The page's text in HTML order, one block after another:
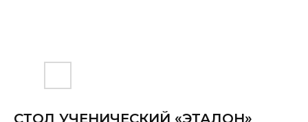
СТОЛ УЧЕНИЧЕСКИЙ «ЭТАЛОН»